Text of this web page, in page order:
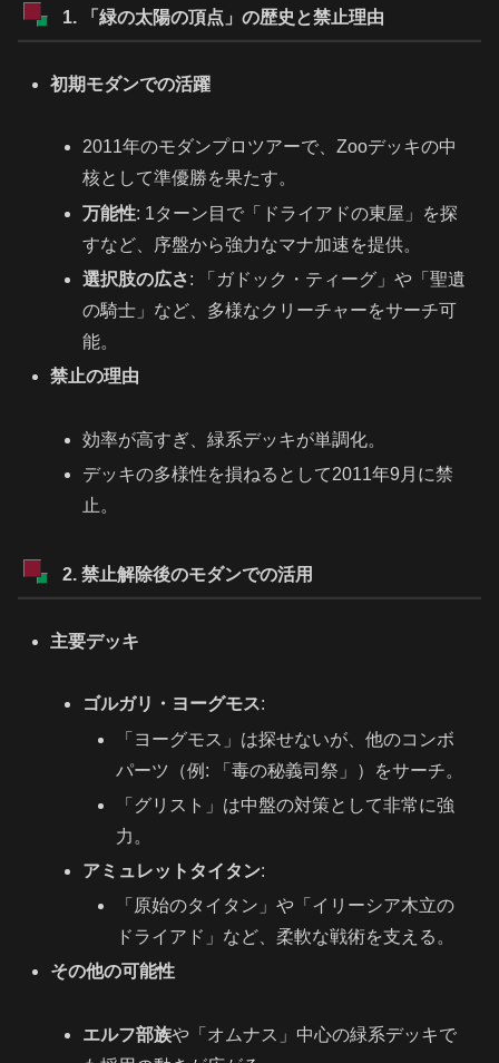
1. 「緑の太陽の頂点」の歴史と禁止理由
初期モダンでの活躍
2011年のモダンプロツアーで、Zooデッキの中
核として準優勝を果たす。
万能性: 1ターン目で「ドライアドの東屋」を探
すなど、序盤から強力なマナ加速を提供。
選択肢の広さ: 「ガドック・ティーグ」や「聖遺
の騎士」など、多様なクリーチャーをサーチ可
能。
禁止の理由
効率が高すぎ、緑系デッキが単調化。
デッキの多様性を損ねるとして2011年9月に禁
止。
2. 禁止解除後のモダンでの活用
主要デッキ
ゴルガリ・ヨーグモス:
「ヨーグモス」は探せないが、他のコンボ
パーツ（例: 「毒の秘義司祭」）をサーチ。
「グリスト」は中盤の対策として非常に強
力。
アミュレットタイタン:
「原始のタイタン」や「イリーシア木立の
ドライアド」など、柔軟な戦術を支える。
その他の可能性
エルフ部族や「オムナス」中心の緑系デッキで